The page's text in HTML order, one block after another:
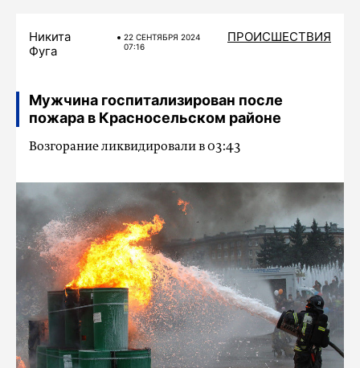
Никита
Фуга
22 СЕНТЯБРЯ 2024
07:16
ПРОИСШЕСТВИЯ
Мужчина госпитализирован после
пожара в Красносельском районе
Возгорание ликвидировали в 03:43